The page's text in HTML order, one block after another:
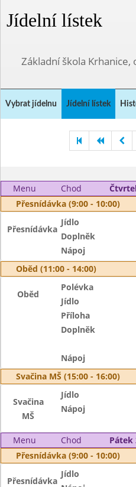
Jídelní lístek
Základní škola Krhanice,
Vybrat jídelnu Jídelní lístek
Menu Chod
Přesnídávka (9:00 - 10:00)
Přesnídávka
Jídlo
Doplněk
Nápoj
Oběd (11:00 - 14:00)
Oběd
Polévka
Jídlo
Příloha
Doplněk
Nápoj
Svačina MŠ (15:00 - 16:00)
Svačina
MŠ
Jídlo
Nápoj
Menu Chod
Pátek
Přesnídávka (9:00 - 10:00)
Přesnídávka
Jídlo